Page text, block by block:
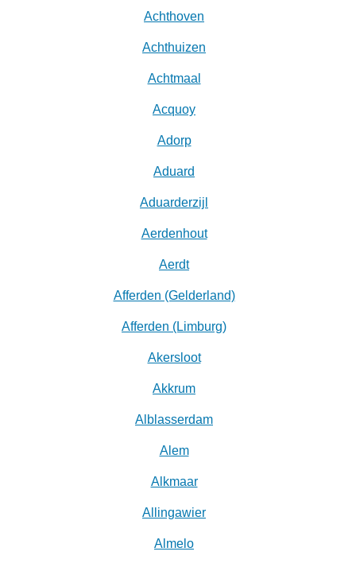
Achthoven
Achthuizen
Achtmaal
Acquoy
Adorp
Aduard
Aduarderzijl
Aerdenhout
Aerdt
Afferden (Gelderland)
Afferden (Limburg)
Akersloot
Akkrum
Alblasserdam
Alem
Alkmaar
Allingawier
Almelo